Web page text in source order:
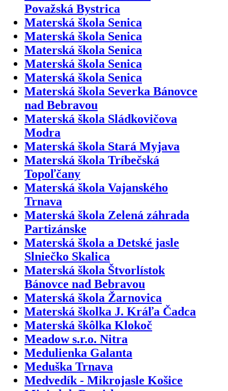
Považská Bystrica
Materská škola Senica
Materská škola Senica
Materská škola Senica
Materská škola Senica
Materská škola Senica
Materská škola Severka Bánovce
nad Bebravou
Materská škola Sládkovičova
Modra
Materská škola Stará Myjava
Materská škola Tríbečská
Topoľčany
Materská škola Vajanského
Trnava
Materská škola Zelená záhrada
Partizánske
Materská škola a Detské jasle
Slniečko Skalica
Materská škola Štvorlístok
Bánovce nad Bebravou
Materská škola Žarnovica
Materská školka J. Kráľa Čadca
Materská škôlka Klokoč
Meadow s.r.o. Nitra
Medulienka Galanta
Meduška Trnava
Medvedík - Mikrojasle Košice